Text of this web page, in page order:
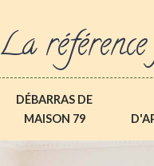
La
DÉBARRAS DE
MAISON 79